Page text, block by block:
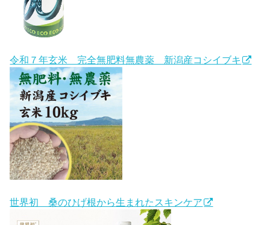
令和７年玄米 完全無肥料無農薬 新潟産コシイブキ
世界初 桑のひげ根から生まれたスキンケア